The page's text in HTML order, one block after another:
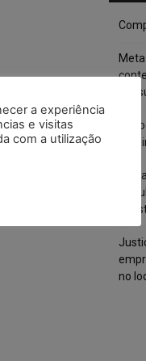
em
tem
no
a experiência
e visitas
com a utilização